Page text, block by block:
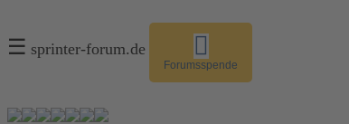
☰ sprinter-forum.de
Forumsspende